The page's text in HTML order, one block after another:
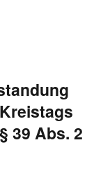
39 Abs. 2